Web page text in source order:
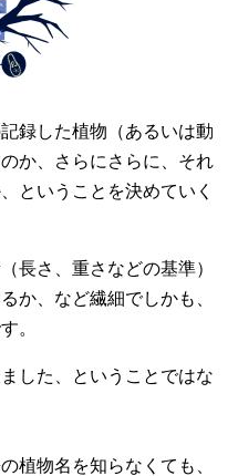
録した植物（あるいは動
か、さらにさらに、それ
ということを決めていく
長さ、重さなどの基準）
か、など繊細でしかも、
。
した、ということではな
植物名を知らなくても、